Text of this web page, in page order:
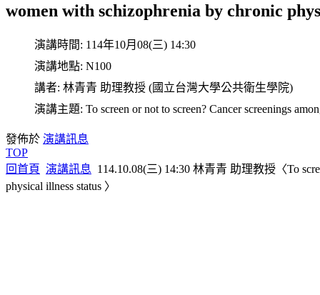
women with schizophrenia by chronic
演講時間: 114年10月08(三) 14:30
演講地點: N100
講者: 林青青 助理教授 (國立台灣大學公共衛生學院)
演講主題: To screen or not to screen? Cancer screenings
發佈於 演講訊息
TOP
回首頁 演講訊息 114.10.08(三) 14:30 林青青 助理教授〈To
physical illness status 〉